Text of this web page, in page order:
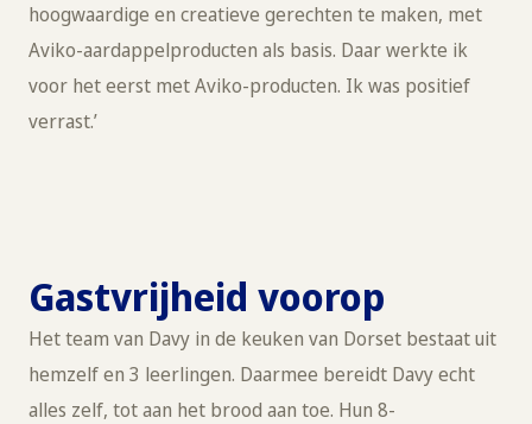
hoogwaardige en creatieve gerechten te maken, met
Aviko-aardappelproducten als basis. Daar werkte ik
voor het eerst met Aviko-producten. Ik was positief
verrast.’
Gastvrijheid voorop
Het team van Davy in de keuken van Dorset bestaat uit
hemzelf en 3 leerlingen. Daarmee bereidt Davy echt
alles zelf, tot aan het brood aan toe. Hun 8-